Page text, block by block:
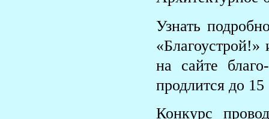
Узнать
«Благоустрой!»
на сайте
продлится до 15
Конкурс